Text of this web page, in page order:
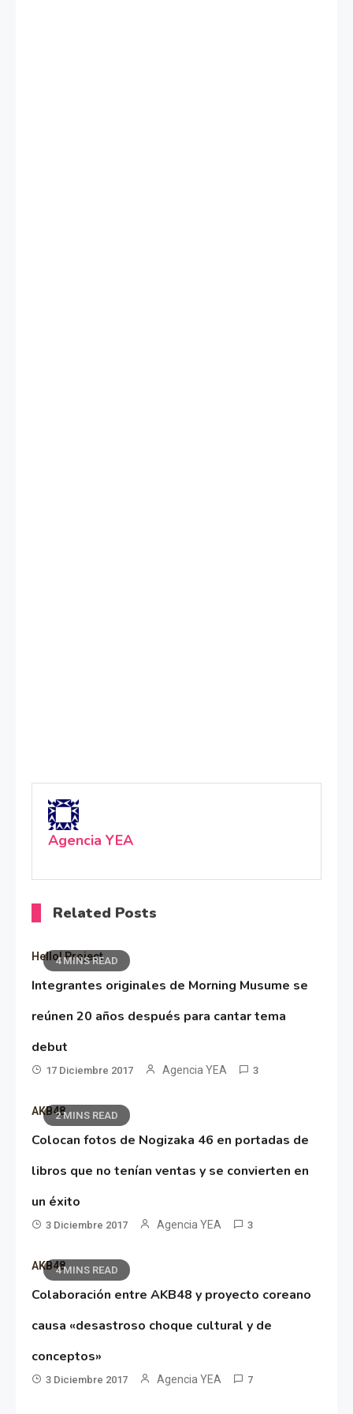
Agencia YEA
Related Posts
4 MINS READ
Hello! Project
Integrantes originales de Morning Musume se
reúnen 20 años después para cantar tema
debut
17 Diciembre 2017 Agencia YEA 3
2 MINS READ
AKB48
Colocan fotos de Nogizaka 46 en portadas de
libros que no tenían ventas y se convierten en
un éxito
3 Diciembre 2017 Agencia YEA 3
4 MINS READ
AKB48
Colaboración entre AKB48 y proyecto coreano
causa «desastroso choque cultural y de
conceptos»
3 Diciembre 2017 Agencia YEA 7